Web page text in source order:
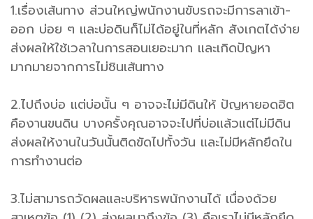
1.เรื่องเส้นทาง ส่วนใหญ่พนักงานขับรถจะมีการลาเข้า-
ออก บ่อย ๆ และบ่อดินก็ไม่ได้อยู่ในที่หลัก สังเกตได้ง่าย
ส่งผลให้ใช้เวลาในการสอนเยอะมาก และเกิดปัญหา
มากมายจากการไม่ชินเส้นทาง
2.ไปถึงบ่อ แต่บ่อนั้น ๆ อาจจะไม่มีดินให้ ปัญหายอดฮิต
คืองานขนดิน บางครั้งคุณอาจจะไปที่บ่อแล้วแต่ไม่มีดิน
ส่งผลให้งานในวันนั้นติดขัดไปทั้งวัน และไม่มีหลักยึดใน
การทำงานต่อ
3.ไม่สามารถวัดผลและบริหารพนักงานได้ เนื่องด้วย